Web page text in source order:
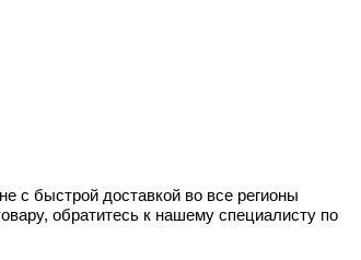
с быстрой доставкой во все регионы
обратитесь к нашему специалисту по